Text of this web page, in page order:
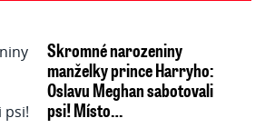
Skromné narozeniny
manželky prince Harryho:
Oslavu Meghan sabotovali
psi! Místo…